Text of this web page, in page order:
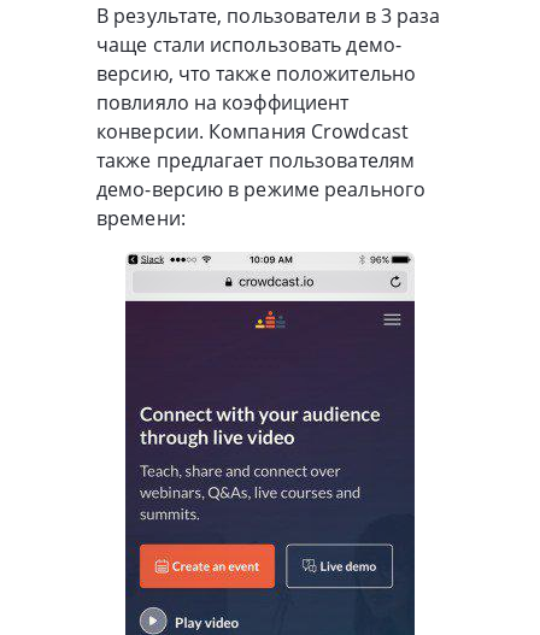
В результате, пользователи в 3 раза
чаще стали использовать демо-
версию, что также положительно
повлияло на коэффициент
конверсии. Компания Crowdcast
также предлагает пользователям
демо-версию в режиме реального
времени: